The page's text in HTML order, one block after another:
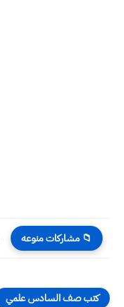
📁 مشاركات منوعه
كتب صف السادس علمي